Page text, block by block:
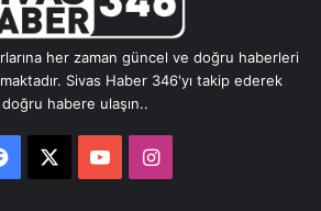
her zaman güncel ve doğru haberleri
Sivas Haber 346'yı takip ederek
doğru habere ulaşın..
Facebook YouTubeInstagram